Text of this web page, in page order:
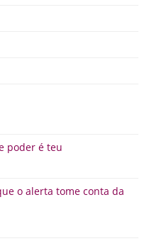
poder é teu
o alerta tome conta da